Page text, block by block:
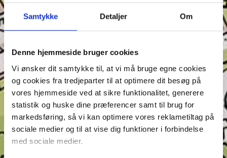
Samtykke Detaljer Om
Denne hjemmeside bruger cookies
Vi ønsker dit samtykke til, at vi må bruge egne cookies
og cookies fra tredjeparter til at optimere dit besøg på
vores hjemmeside ved at sikre funktionalitet, generere
statistik og huske dine præferencer samt til brug for
markedsføring, så vi kan optimere vores reklametiltag på
sociale medier og til at vise dig funktioner i forbindelse
med sociale medier.
Seneste indlæg
Krydsen, Find skyggen og Find ord – Test din
opmærksomhed i Anders And!
Konkurrence: Opfinderkonkurrence